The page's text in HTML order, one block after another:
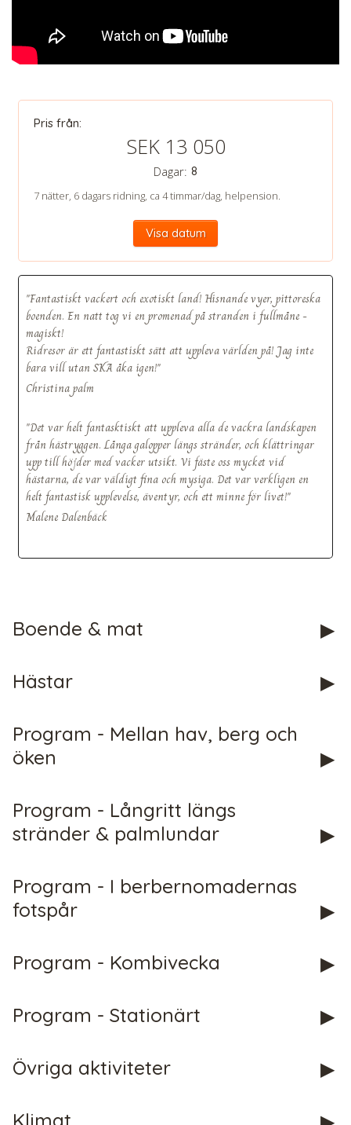
CHECK tmpVideoPath=!
CHECK tmpVideoPath=!
CHECK tmpVideoPath=!
Pris från:
SEK 13 050
Dagar: 8
7 nätter, 6 dagars ridning, ca 4 timmar/dag, helpension.
Visa datum
"Fantastiskt vackert och exotiskt land! Hisnande vyer, pittoreska
boenden. En natt tog vi en promenad på stranden i fullmåne -
magiskt!
Ridresor är ett fantastiskt sätt att uppleva världen på! Jag inte
bara vill utan SKA åka igen!"
Christina palm
"Det var helt fantasktiskt att uppleva alla de vackra landskapen
från hästryggen. Långa galopper längs stränder, och klättringar
upp till höjder med vacker utsikt. Vi fäste oss mycket vid
hästarna, de var väldigt fina och mysiga. Det var verkligen en
helt fantastisk upplevelse, äventyr, och ett minne för livet!"
Malene Dalenbäck
Boende & mat
Hästar
Program - Mellan hav, berg och
öken
Program - Långritt längs
stränder & palmlundar
Program - I berbernomadernas
fotspår
Program - Kombivecka
Program - Stationärt
Övriga aktiviteter